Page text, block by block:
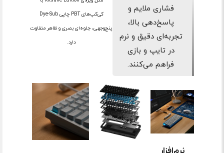
فشاری ملایم و
پاسخ‌دهی بالا،
تجربه‌ای دقیق و نرم
در تایپ و بازی
فراهم می‌کنند.
کی‌کپ‌های PBT چاپی Dye-Sub
پنج‌وجهی، جلوه‌ای بصری و ظاهر متفاوت
دارد.